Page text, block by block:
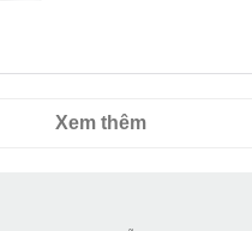
Xem thêm